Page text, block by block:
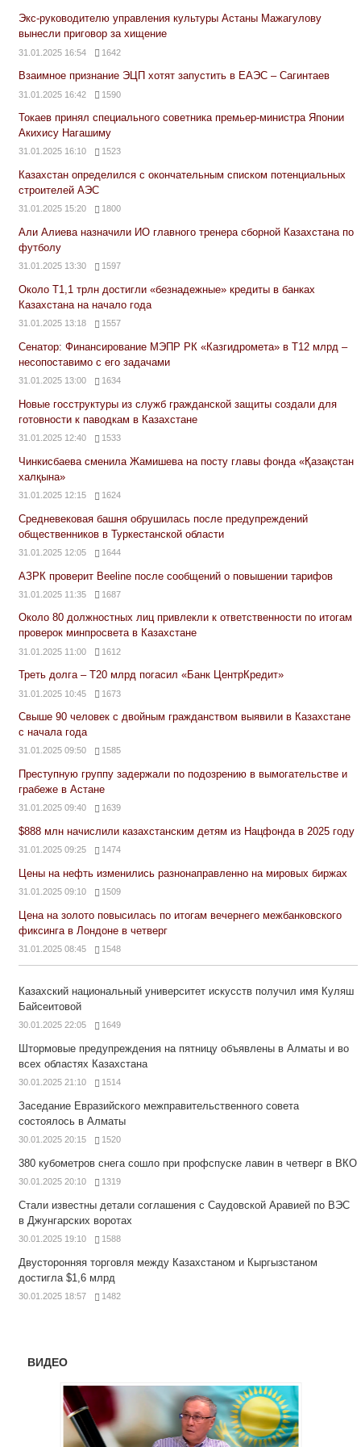
Экс-руководителю управления культуры Астаны Мажагулову
вынесли приговор за хищение
31.01.2025 16:54 1642
Взаимное признание ЭЦП хотят запустить в ЕАЭС – Сагинтаев
31.01.2025 16:42 1590
Токаев принял специального советника премьер-министра Японии
Акихису Нагашиму
31.01.2025 16:10 1523
Казахстан определился с окончательным списком потенциальных
строителей АЭС
31.01.2025 15:20 1800
Али Алиева назначили ИО главного тренера сборной Казахстана по
футболу
31.01.2025 13:30 1597
Около Т1,1 трлн достигли «безнадежные» кредиты в банках
Казахстана на начало года
31.01.2025 13:18 1557
Сенатор: Финансирование МЭПР РК «Казгидромета» в Т12 млрд –
несопоставимо с его задачами
31.01.2025 13:00 1634
Новые госструктуры из служб гражданской защиты создали для
готовности к паводкам в Казахстане
31.01.2025 12:40 1533
Чинкисбаева сменила Жамишева на посту главы фонда «Қазақстан
халқына»
31.01.2025 12:15 1624
Средневековая башня обрушилась после предупреждений
общественников в Туркестанской области
31.01.2025 12:05 1644
АЗРК проверит Beeline после сообщений о повышении тарифов
31.01.2025 11:35 1687
Около 80 должностных лиц привлекли к ответственности по итогам
проверок минпросвета в Казахстане
31.01.2025 11:00 1612
Треть долга – Т20 млрд погасил «Банк ЦентрКредит»
31.01.2025 10:45 1673
Свыше 90 человек с двойным гражданством выявили в Казахстане
с начала года
31.01.2025 09:50 1585
Преступную группу задержали по подозрению в вымогательстве и
грабеже в Астане
31.01.2025 09:40 1639
$888 млн начислили казахстанским детям из Нацфонда в 2025 году
31.01.2025 09:25 1474
Цены на нефть изменились разнонаправленно на мировых биржах
31.01.2025 09:10 1509
Цена на золото повысилась по итогам вечернего межбанковского
фиксинга в Лондоне в четверг
31.01.2025 08:45 1548
Казахский национальный университет искусств получил имя Куляш
Байсеитовой
30.01.2025 22:05 1649
Штормовые предупреждения на пятницу объявлены в Алматы и во
всех областях Казахстана
30.01.2025 21:10 1514
Заседание Евразийского межправительственного совета
состоялось в Алматы
30.01.2025 20:15 1520
380 кубометров снега сошло при профспуске лавин в четверг в ВКО
30.01.2025 20:10 1319
Стали известны детали соглашения с Саудовской Аравией по ВЭС
в Джунгарских воротах
30.01.2025 19:10 1588
Двусторонняя торговля между Казахстаном и Кыргызстаном
достигла $1,6 млрд
30.01.2025 18:57 1482
ВИДЕО